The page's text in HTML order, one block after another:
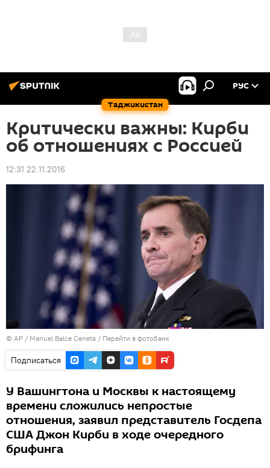
Таджикистан
РУС
Критически важны: Кирби
об отношениях с Россией
12:31 22.11.2016
© AP / Manuel Balce Ceneta / Перейти в фотобанк
Подписаться
У Вашингтона и Москвы к настоящему
времени сложились непростые
отношения, заявил представитель Госдепа
США Джон Кирби в ходе очередного
брифинга